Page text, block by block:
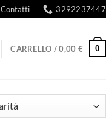
Contatti 3292237447
CARRELLO /0,00 € 0